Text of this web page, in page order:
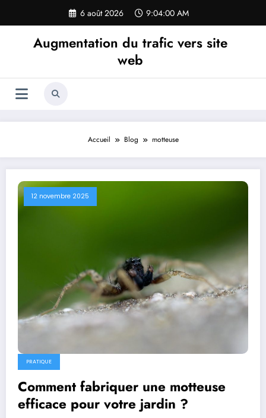
contenu
6 août 2026 9:04:02 AM
Augmentation du trafic vers site
web
Accueil Blog motteuse
12 novembre 2025
PRATIQUE
Comment fabriquer une motteuse
efficace pour votre jardin ?